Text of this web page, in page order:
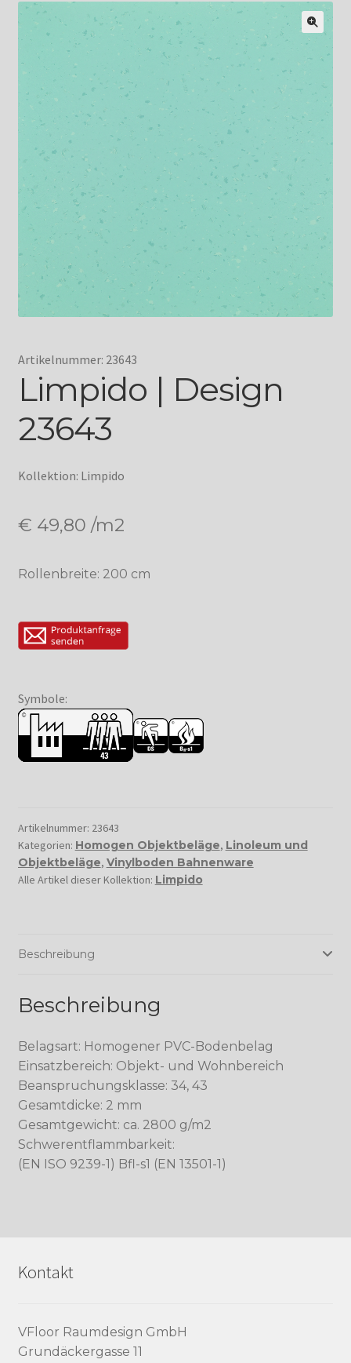
Artikelnummer: 23643
Limpido | Design
23643
Kollektion: Limpido
€ 49,80 /m2
Rollenbreite: 200 cm
Symbole:
Artikelnummer: 23643
Kategorien: Homogen Objektbeläge, Linoleum und
Objektbeläge, Vinylboden Bahnenware
Alle Artikel dieser Kollektion: Limpido
Beschreibung
Beschreibung
Belagsart: Homogener PVC-Bodenbelag
Einsatzbereich: Objekt- und Wohnbereich
Beanspruchungsklasse: 34, 43
Gesamtdicke: 2 mm
Gesamtgewicht: ca. 2800 g/m2
Schwerentflammbarkeit:
(EN ISO 9239-1) Bfl-s1 (EN 13501-1)
Kontakt
VFloor Raumdesign GmbH
Grundäckergasse 11